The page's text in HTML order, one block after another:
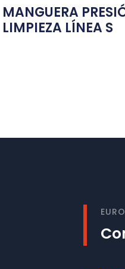
MANGUERA
LIMPIEZA LÍNEA S